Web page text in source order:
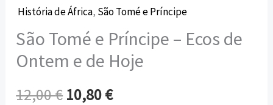
História de África, São Tomé e Príncipe
São Tomé e Príncipe – Ecos de
Ontem e de Hoje
12,00€ 10,80€